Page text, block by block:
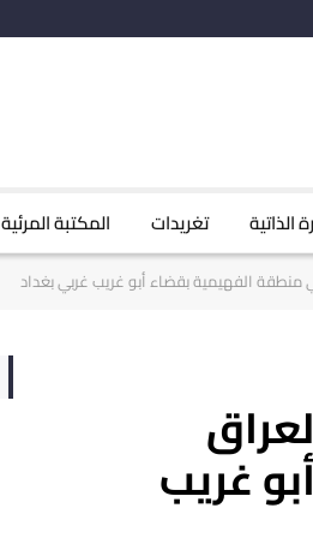
الذاتية تغريدات المكتبة المرئية
الفهيمية بقضاء أبو غريب غربي بغداد
غريب